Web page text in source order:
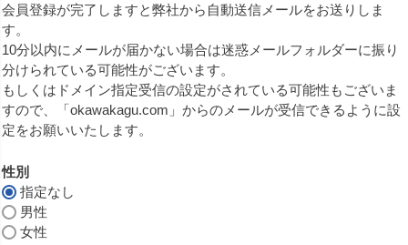
必
)
会員登録が完了しますと弊社から自動送信メールをお送りしま
す。
10分以内にメールが届かない場合は迷惑メールフォルダーに振り
分けられている可能性がございます。
もしくはドメイン指定受信の設定がされている可能性もございま
すので、「okawakagu.com」からのメールが受信できるように設
定をお願いいたします。
性別
指定なし
男性
女性